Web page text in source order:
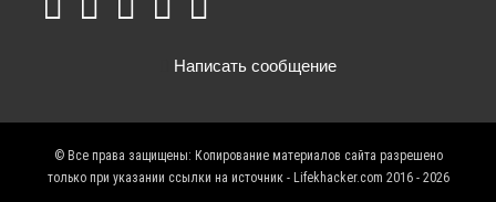
Написать сообщение
© Все права защищены: Копирование материалов сайта разрешено
только при указании ссылки на источник - Lifekhacker.com 2016 - 2026